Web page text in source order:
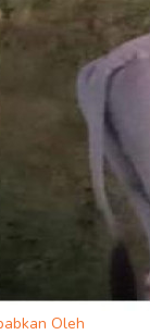
Oleh